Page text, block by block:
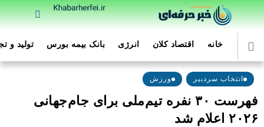
خانه اقتصاد کلان انرژی بانک بیمه بورس تولید و
انتخاب سردبیر ورزش
فهرست ۳۰ نفره تیم‌ملی برای جام‌جهانی
۲۰۲۶ اعلام شد